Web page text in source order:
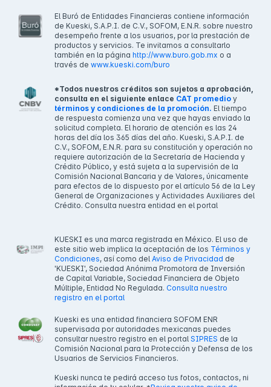
El Buró de Entidades Financieras contiene información
de Kueski, S.A.P.I. de C.V., SOFOM, E.N.R. sobre nuestro
desempeño frente a los usuarios, por la prestación de
productos y servicios. Te invitamos a consultarlo
también en la página http://www.buro.gob.mx o a
través de www.kueski.com/buro
*Todos nuestros créditos son sujetos a aprobación,
consulta en el siguiente enlace CAT promedio y
términos y condiciones de la promoción. El tiempo
de respuesta comienza una vez que hayas enviado la
solicitud completa. El horario de atención es las 24
horas del día los 365 días del año. Kueski, S.A.P.I. de
C.V., SOFOM, E.N.R. para su constitución y operación no
requiere autorización de la Secretaría de Hacienda y
Crédito Público, y está sujeta a la supervisión de la
Comisión Nacional Bancaria y de Valores, únicamente
para efectos de lo dispuesto por el artículo 56 de la Ley
General de Organizaciones y Actividades Auxiliares del
Crédito. Consulta nuestra entidad en el portal
KUESKI es una marca registrada en México. El uso de
este sitio web implica la aceptación de los Términos y
Condiciones, así como del Aviso de Privacidad de
'KUESKI', Sociedad Anónima Promotora de Inversión
de Capital Variable, Sociedad Financiera de Objeto
Múltiple, Entidad No Regulada. Consulta nuestro
registro en el portal
Kueski es una entidad financiera SOFOM ENR
supervisada por autoridades mexicanas puedes
consultar nuestro registro en el portal SIPRES de la
Comisión Nacional para la Protección y Defensa de los
Usuarios de Servicios Financieros.
Kueski nunca te pedirá acceso tus fotos, contactos, ni